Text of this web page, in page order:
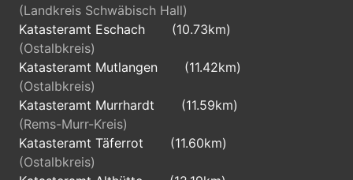
(Landkreis Schwäbisch Hall)
Katasteramt Eschach
(10.73km)
(Ostalbkreis)
Katasteramt Mutlangen
(11.42km)
(Ostalbkreis)
Katasteramt Murrhardt
(11.59km)
(Rems-Murr-Kreis)
Katasteramt Täferrot
(11.60km)
(Ostalbkreis)